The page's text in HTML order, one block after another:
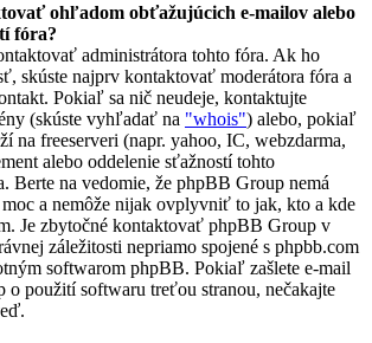
ohľadom obťažujúcich e-mailov alebo
fóra?
administrátora tohto fóra. Ak ho
skúste najprv kontaktovať moderátora fóra a
Pokiaľ sa nič neudeje, kontaktujte
(skúste vyhľadať na "whois") alebo, pokiaľ
na freeserveri (napr. yahoo, IC, webzdarma,
alebo oddelenie sťažností tohto
Berte na vedomie, že phpBB Group nemá
a nemôže nijak ovplyvniť to jak, kto a kde
Je zbytočné kontaktovať phpBB Group v
záležitosti nepriamo spojené s phpbb.com
softwarom phpBB. Pokiaľ zašlete e-mail
o použití softwaru treťou stranou, nečakajte